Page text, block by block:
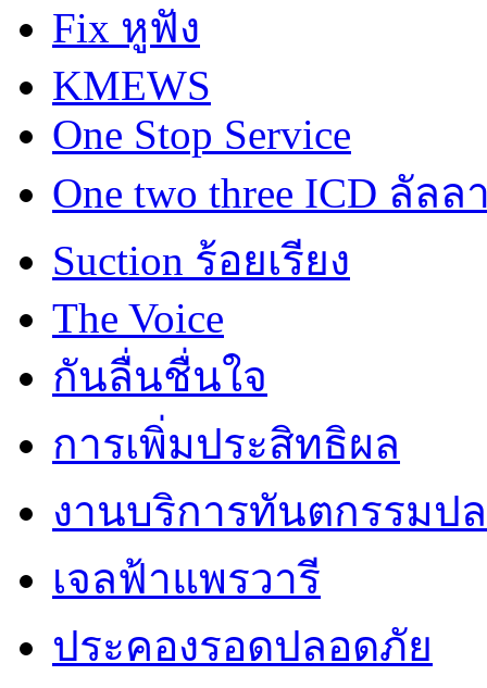
Fix หูฟัง
KMEWS
One Stop Service
One two three ICD ลัลล
Suction ร้อยเรียง
The Voice
กันลื่นชื่นใจ
การเพิ่มประสิทธิผล
งานบริการทันตกรรมป
เจลฟ้าแพรวารี
ประคองรอดปลอดภัย